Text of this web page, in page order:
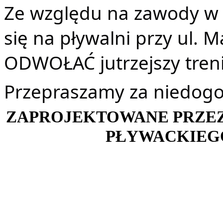
Ze względu na zawody
się na pływalni przy ul.
ODWOŁAĆ jutrzejszy
Przepraszamy za
ZAPROJEKTOWANE